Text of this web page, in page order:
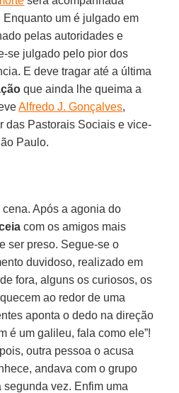
Enquanto um é julgado em
pelas autoridades e
se julgado pelo pior dos
E deve tragar até a última
que ainda lhe queima a
Alfredo J. Gonçalves,
das Pastorais Sociais e vice-
Paulo.
Após a agonia do
com os amigos mais
ser preso. Segue-se o
duvidoso, realizado em
fora, alguns os curiosos, os
ao redor de uma
aponta o dedo na direção
é um galileu, fala como ele”!
outra pessoa o acusa
andava com o grupo
segunda vez. Enfim uma